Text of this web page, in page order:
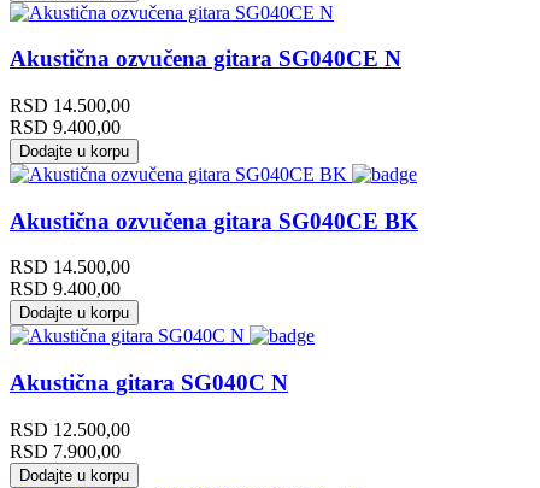
Akustična ozvučena gitara SG040CE N
RSD 14.500,00
RSD 9.400,00
Dodajte u korpu
Akustična ozvučena gitara SG040CE BK
RSD 14.500,00
RSD 9.400,00
Dodajte u korpu
Akustična gitara SG040C N
RSD 12.500,00
RSD 7.900,00
Dodajte u korpu